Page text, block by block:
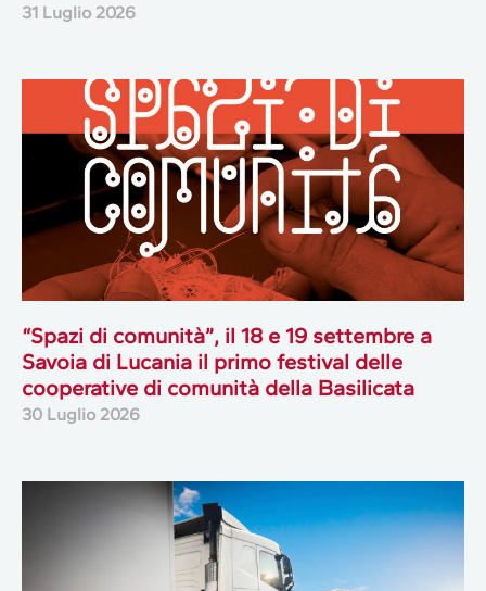
31 Luglio 2026
“Spazi di comunità”, il 18 e 19 settembre a
Savoia di Lucania il primo festival delle
cooperative di comunità della Basilicata
30 Luglio 2026